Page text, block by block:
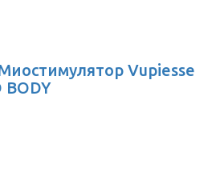
Vupiesse
BODY